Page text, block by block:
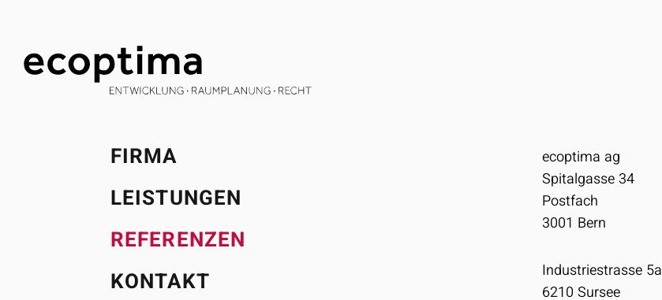
FIRMA
LEISTUNGEN
REFERENZEN
KONTAKT
ecoptima ag
Spitalgasse 34
Postfach
3001 Bern
Industriestrasse 5a
6210 Sursee